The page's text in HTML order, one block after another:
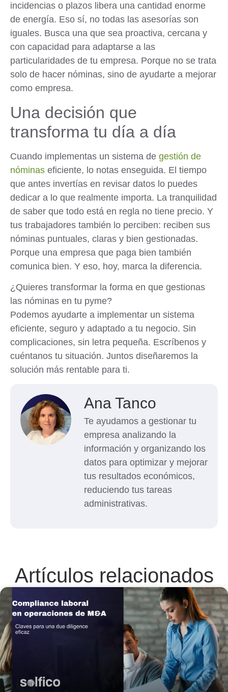
incidencias o plazos libera una cantidad enorme
de energía. Eso sí, no todas las asesorías son
iguales. Busca una que sea proactiva, cercana y
con capacidad para adaptarse a las
particularidades de tu empresa. Porque no se trata
solo de hacer nóminas, sino de ayudarte a mejorar
como empresa.
Una decisión que
transforma tu día a día
Cuando implementas un sistema de gestión de
nóminas eficiente, lo notas enseguida. El tiempo
que antes invertías en revisar datos lo puedes
dedicar a lo que realmente importa. La tranquilidad
de saber que todo está en regla no tiene precio. Y
tus trabajadores también lo perciben: reciben sus
nóminas puntuales, claras y bien gestionadas.
Porque una empresa que paga bien también
comunica bien. Y eso, hoy, marca la diferencia.
¿Quieres transformar la forma en que gestionas
las nóminas en tu pyme?
Podemos ayudarte a implementar un sistema
eficiente, seguro y adaptado a tu negocio. Sin
complicaciones, sin letra pequeña. Escríbenos y
cuéntanos tu situación. Juntos diseñaremos la
solución más rentable para ti.
Ana Tanco
Te ayudamos a gestionar tu
empresa analizando la
información y organizando los
datos para optimizar y mejorar
tus resultados económicos,
reduciendo tus tareas
administrativas.
Artículos relacionados